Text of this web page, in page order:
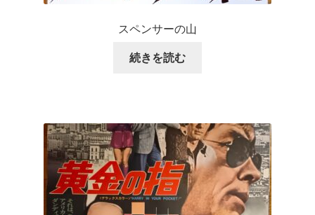
スペンサーの山
続きを読む